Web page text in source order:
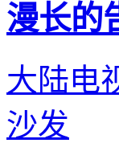
漫长的
大陆电
沙发